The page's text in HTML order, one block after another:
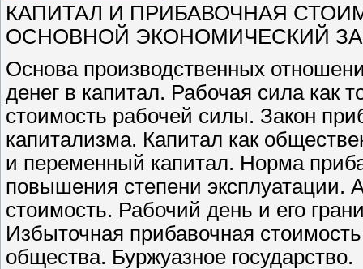
КАПИТАЛ И ПРИБАВОЧНАЯ
ОСНОВНОЙ ЭКОНОМИЧЕСКИЙ
Основа производственных
денег в капитал. Рабочая сила как
стоимость рабочей силы. Закон
капитализма. Капитал как
и переменный капитал. Норма
повышения степени эксплуатации.
стоимость. Рабочий день и его
Избыточная прибавочная
общества. Буржуазное государство.